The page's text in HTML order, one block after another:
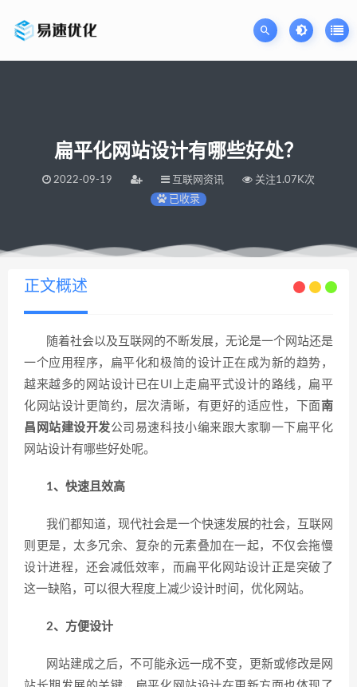
扁平化网站设计有哪些好处？
2022-09-19 互联网资讯
关注1.07K次
已收录
当前位置： 易速网站优化公司 >扁平化网站设计有哪些好处？
正文概述
随着社会以及互联网的不断发展，无论是一个网站还是
一个应用程序，扁平化和极简的设计正在成为新的趋势，
越来越多的网站设计已在UI上走扁平式设计的路线，扁平
化网站设计更简约，层次清晰，有更好的适应性，下面 南
昌网站建设开发公司易速科技小编来跟大家聊一下扁平化
网站设计有哪些好处呢。
1、快速且效高
我们都知道，现代社会是一个快速发展的社会，互联网
则更是，太多冗余、复杂的元素叠加在一起，不仅会拖慢
设计进程，还会减低效率，而扁平化网站设计正是突破了
这一缺陷，可以很大程度上减少设计时间，优化网站。
2、方便设计
网站建成之后，不可能永远一成不变，更新或修改是网